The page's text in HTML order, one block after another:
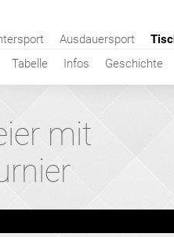
Ausdauersport
Tabelle Infos Geschichte
mit